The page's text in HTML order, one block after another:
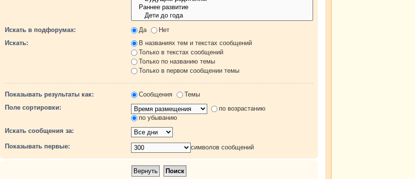
Искать в подфорумах: Да
Нет
Искать:
В названиях тем и текстах сообщений
Только в текстах сообщений
Только по названию темы
Только в первом сообщении темы
Показывать результаты как: Сообщения
Темы
Поле сортировки:
по возрастанию
по убыванию
Искать сообщения за:
Показывать первые: символов сообщений